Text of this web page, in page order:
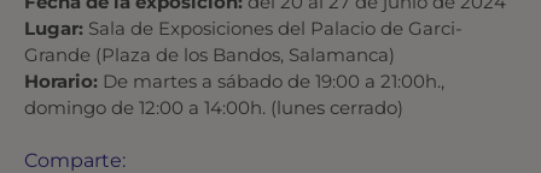
Lugar: Sala de Exposiciones del Palacio de Garci-
Grande (Plaza de los Bandos, Salamanca)
Horario: De martes a sábado de 19:00 a 21:00h.,
domingo de 12:00 a 14:00h. (lunes cerrado)
Comparte: